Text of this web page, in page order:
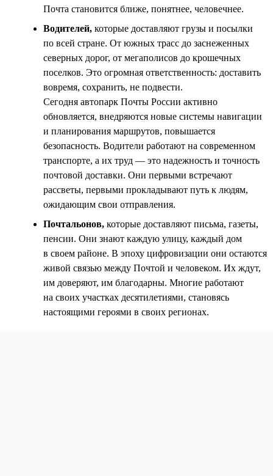
Почта становится ближе, понятнее, человечнее.
Водителей, которые доставляют грузы и посылки
по всей стране. От южных трасс до заснеженных
северных дорог, от мегаполисов до крошечных
поселков. Это огромная ответственность: доставить
вовремя, сохранить, не подвести.
Сегодня автопарк Почты России активно
обновляется, внедряются новые системы навигации
и планирования маршрутов, повышается
безопасность. Водители работают на современном
транспорте, а их труд — это надежность и точность
почтовой доставки. Они первыми встречают
рассветы, первыми прокладывают путь к людям,
ожидающим свои отправления.
Почтальонов, которые доставляют письма, газеты,
пенсии. Они знают каждую улицу, каждый дом
в своем районе. В эпоху цифровизации они остаются
живой связью между Почтой и человеком. Их ждут,
им доверяют, им благодарны. Многие работают
на своих участках десятилетиями, становясь
настоящими героями в своих регионах.